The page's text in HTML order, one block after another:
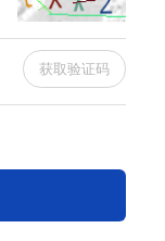
获取验证码